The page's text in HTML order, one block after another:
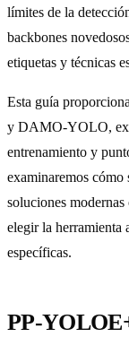
límites de la
backbones
etiquetas y técnicas
Esta guía
y DAMO-YOLO,
entrenamiento y
examinaremos cómo
soluciones modernas
elegir la herramienta
específicas.
PP-